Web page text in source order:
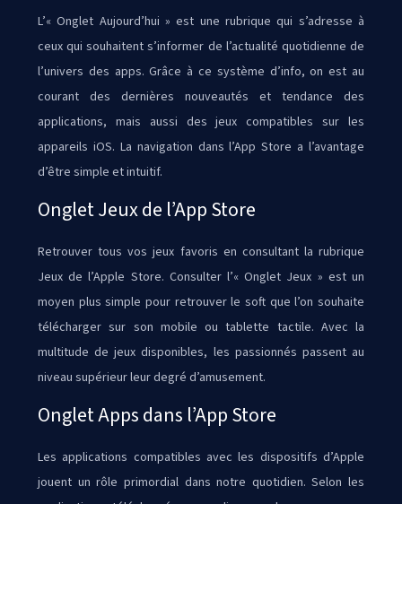
L’« Onglet Aujourd’hui » est une rubrique qui s’adresse à
ceux qui souhaitent s’informer de l’actualité quotidienne de
l’univers des apps. Grâce à ce système d’info, on est au
courant des dernières nouveautés et tendance des
applications, mais aussi des jeux compatibles sur les
appareils iOS. La navigation dans l’App Store a l’avantage
d’être simple et intuitif.
Onglet Jeux de l’App Store
Retrouver tous vos jeux favoris en consultant la rubrique
Jeux de l’Apple Store. Consulter l’« Onglet Jeux » est un
moyen plus simple pour retrouver le soft que l’on souhaite
télécharger sur son mobile ou tablette tactile. Avec la
multitude de jeux disponibles, les passionnés passent au
niveau supérieur leur degré d’amusement.
Onglet Apps dans l’App Store
Les applications compatibles avec les dispositifs d’Apple
jouent un rôle primordial dans notre quotidien. Selon les
applications téléchargées, on dispose de programmes